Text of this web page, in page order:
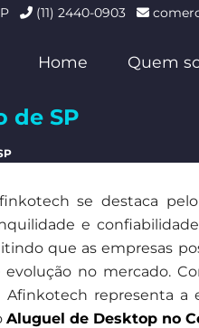
(11) 2440-0903
Home Quem
de SP
se destaca
e
que as empresas
no mercado.
representa a
Aluguel de Desktop no